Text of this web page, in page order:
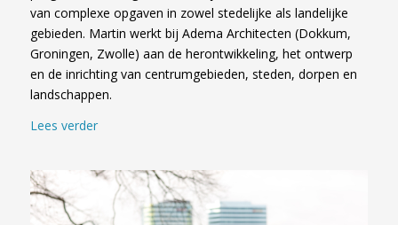
van complexe opgaven in zowel stedelijke als landelijke
gebieden. Martin werkt bij Adema Architecten (Dokkum,
Groningen, Zwolle) aan de herontwikkeling, het ontwerp
en de inrichting van centrumgebieden, steden, dorpen en
landschappen.
Lees verder